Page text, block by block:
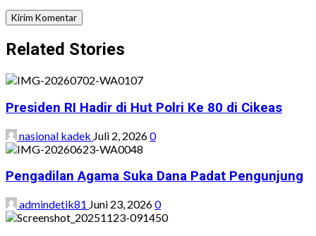
Related Stories
Presiden RI Hadir di Hut Polri Ke 80 di Cikeas
nasional kadek Juli 2, 20260
Pengadilan Agama Suka Dana Padat Pengunjung
admindetik81 Juni 23, 20260